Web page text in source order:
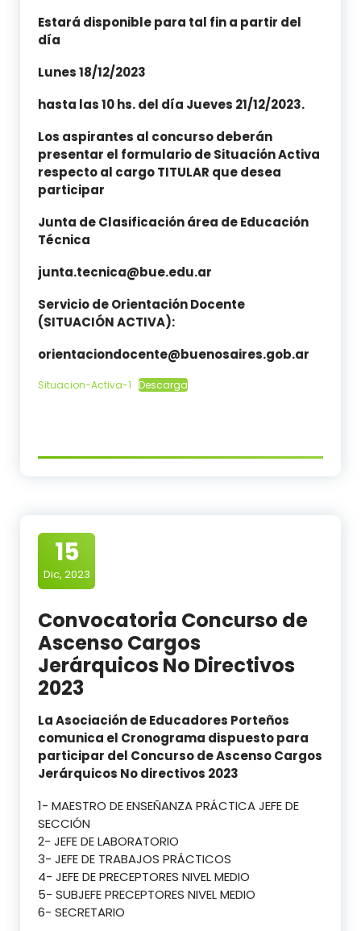
Estará disponible para tal fin a partir del
día
Lunes 18/12/2023
hasta las 10 hs. del día Jueves 21/12/2023.
Los aspirantes al concurso deberán
presentar el formulario de Situación Activa
respecto al cargo TITULAR que desea
participar
Junta de Clasificación área de Educación
Técnica
junta.tecnica@bue.edu.ar
Servicio de Orientación Docente
(SITUACIÓN ACTIVA):
orientaciondocente@buenosaires.gob.ar
Situacion-Activa-1 Descarga
15
Dic, 2023
Convocatoria Concurso de
Ascenso Cargos
Jerárquicos No Directivos
2023
La Asociación de Educadores Porteños
comunica el Cronograma dispuesto para
participar del Concurso de Ascenso Cargos
Jerárquicos No directivos 2023
1- MAESTRO DE ENSEÑANZA PRÁCTICA JEFE DE
SECCIÓN
2- JEFE DE LABORATORIO
3- JEFE DE TRABAJOS PRÁCTICOS
4- JEFE DE PRECEPTORES NIVEL MEDIO
5- SUBJEFE PRECEPTORES NIVEL MEDIO
6- SECRETARIO